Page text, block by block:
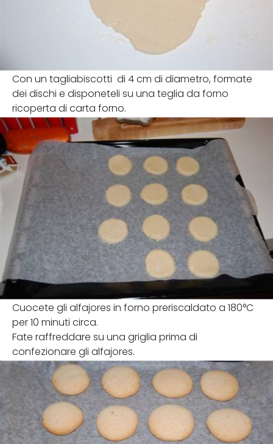
Con un tagliabiscotti di 4 cm di diametro, formate
dei dischi e disponeteli su una teglia da forno
ricoperta di carta forno.
Cuocete gli alfajores in forno preriscaldato a 180°C
per 10 minuti circa.
Fate raffreddare su una griglia prima di
confezionare gli alfajores.